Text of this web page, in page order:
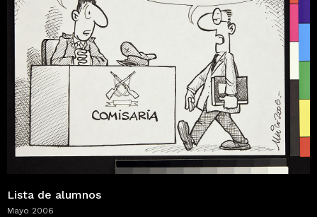
Lista de alumnos
Mayo 2006